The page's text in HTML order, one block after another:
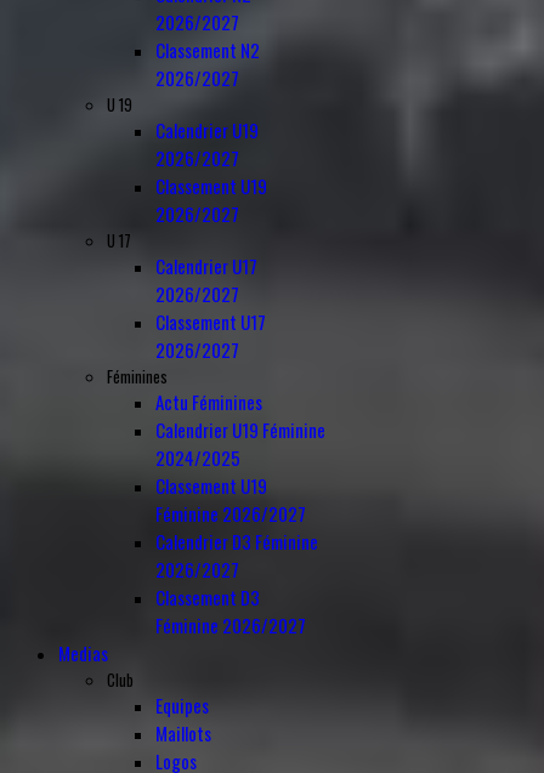
2026/2027
Classement N2
2026/2027
U 19
Calendrier U19
2026/2027
Classement U19
2026/2027
U 17
Calendrier U17
2026/2027
Classement U17
2026/2027
Féminines
Actu Féminines
Calendrier U19 Féminine
2024/2025
Classement U19
Féminine 2026/2027
Calendrier D3 Féminine
2026/2027
Classement D3
Féminine 2026/2027
Medias
Club
Equipes
Maillots
Logos